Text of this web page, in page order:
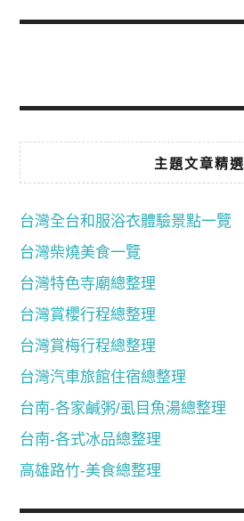
主題文章精選
台灣全台和服浴衣體驗景點一覽
台灣柴燒美食一覽
台灣特色寺廟總整理
台灣賞櫻行程總整理
台灣賞梅行程總整理
台灣汽車旅館住宿總整理
台南-各家鹹粥/虱目魚湯總整理
台南-各式冰品總整理
高雄路竹-美食總整理